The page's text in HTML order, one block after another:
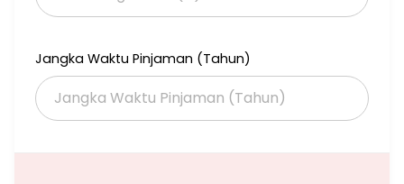
Jangka Waktu Pinjaman (Tahun)